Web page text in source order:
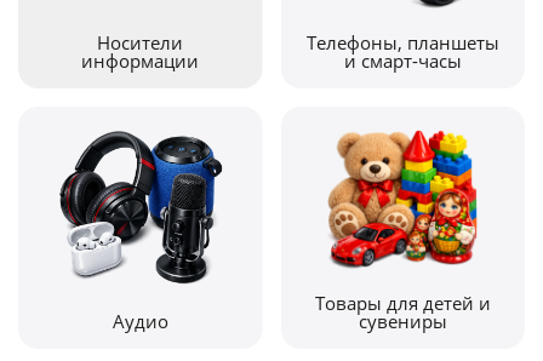
Носители
информации
Телефоны, планшеты
и смарт-часы
Аудио
Товары для детей и
сувениры